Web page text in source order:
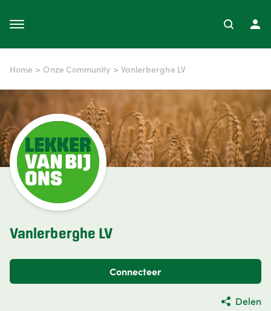
Home > Onze Community > Vanlerberghe LV
Vanlerberghe LV
Connecteer
Delen